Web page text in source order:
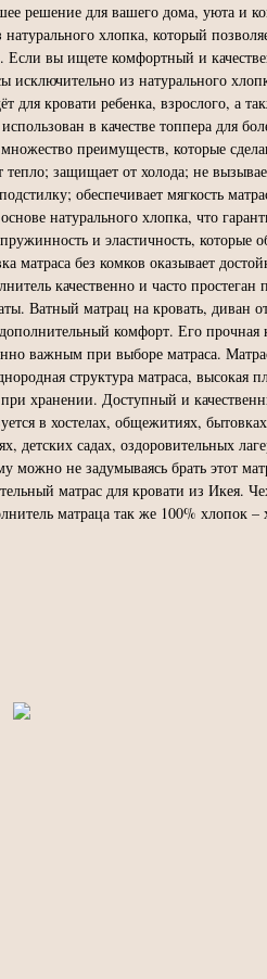
для вашего дома, уюта и
хлопка, который
Если вы ищете комфортный и
исключительно из натурального
для кровати ребенка, взрослого, а
в качестве топпера для
преимуществ, которые
защищает от холода; не
обеспечивает мягкость
натурального хлопка, что
и эластичность, которые
матраса без комков оказывает
качественно и часто простеган
Ватный матрац на кровать, диван
комфорт. Его прочная
важным при выборе матраса.
структура матраса, высокая
хранении. Доступный и
в хостелах, общежитиях,
детских садах, оздоровительных
можно не задумываясь брать этот
матрас для кровати из Икея.
матраца так же 100% хлопок –